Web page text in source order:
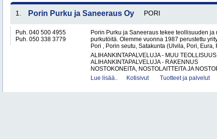
1. Porin Purku ja Saneeraus Oy PORI
Puh. 040 500 4955
Puh. 050 338 3779
Porin Purku ja Saneeraus tekee teollisuuden
purkutöitä. Olemme vuonna 1987 perustettu
Pori , Porin seutu, Satakunta (Ulvila, Pori, Eura,
ALIHANKINTAPALVELUJA - MUU TEOLLISUUS
ALIHANKINTAPALVELUJA - RAKENNUS
NOSTOKONEITA, NOSTOLAITTEITA JA
Lue lisää..
Kotisivut Tuotteet ja palvelut